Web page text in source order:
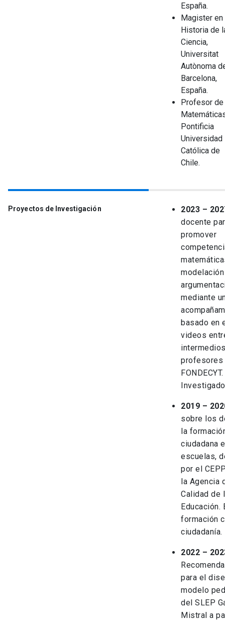
España.
Magister en
Historia de
Ciencia,
Universitat
Autònoma
Barcelona,
España.
Profesor de
Pontificia
Universidad
Católica de
Chile.
Proyectos de Investigación
2023 –
docente
promover
mediante
basado en
videos
profesores
FONDECYT.
2019 –
sobre los
la
ciudadana
escuelas,
por el
la Agencia
Calidad de
Educación.
formación
ciudadanía.
2022 –
para el
modelo
del SLEP
Mistral a